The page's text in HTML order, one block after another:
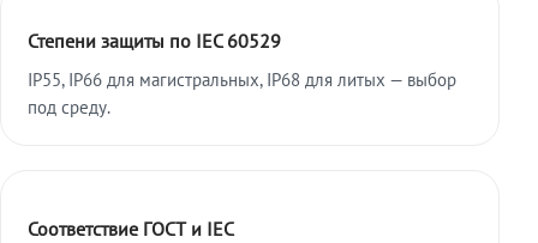
Степени защиты по IEC 60529
IP55, IP66 для магистральных, IP68 для литых — выбор
под среду.
Соответствие ГОСТ и IEC